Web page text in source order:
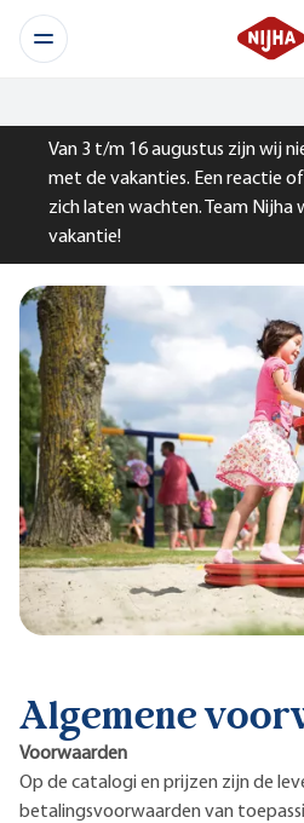
Van 3 t/m 16 augustus zijn wij
met de vakanties. Een reactie
zich laten wachten. Team Nijha
vakantie!
Algemene
Voorwaarden
Op de catalogi en prijzen zijn de
betalingsvoorwaarden van